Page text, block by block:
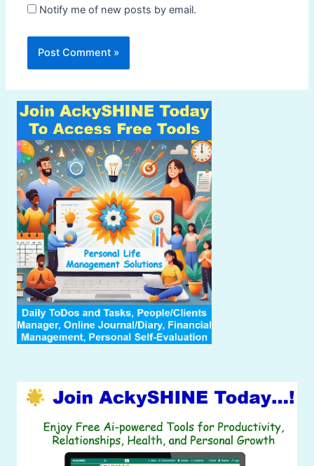
Notify me of new posts by email.